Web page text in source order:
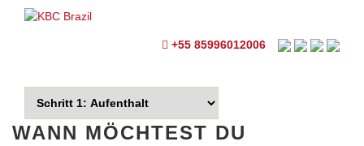
+55 85996012006
WANN MÖCHTEST DU